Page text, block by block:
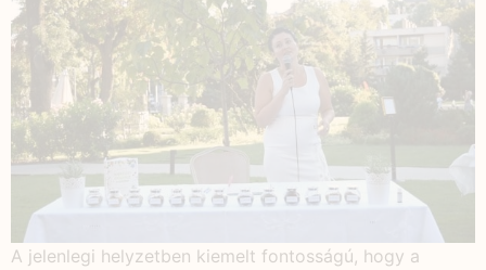
A jelenlegi helyzetben kiemelt fontosságú, hogy a